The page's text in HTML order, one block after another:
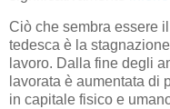
Ciò che sembra essere
tedesca è la
lavoro. Dalla fine degli
lavorata è aumentata di
in capitale fisico e